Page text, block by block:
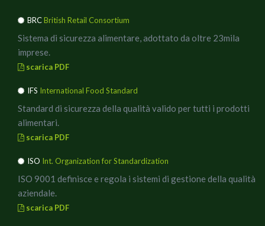
BRCBritish Retail Consortium
Sistema di sicurezza alimentare, adottato da oltre 23mila
imprese.
scarica PDF
IFS International Food Standard
Standard di sicurezza della qualità valido per tutti i prodotti
alimentari.
scarica PDF
ISO Int. Organization for Standardization
ISO 9001 definisce e regola i sistemi di gestione della qualità
aziendale.
scarica PDF